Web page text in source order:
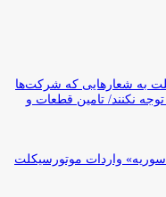
به شعارهایی که شرکت‌ها
نکنند/ تامین قطعات و
واردات موتورسیکلت